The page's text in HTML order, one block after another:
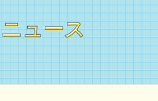
ニュース
ニュース